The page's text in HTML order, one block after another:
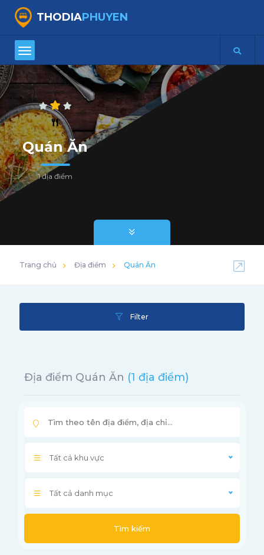
THODIAPHUYEN
Quán Ăn
1 địa điểm
Trang chủ Địa điểm Quán Ăn
Filter
Địa điểm Quán Ăn (1 địa điểm)
Tất cả khu vực
Tất cả danh mục
Tìm kiếm